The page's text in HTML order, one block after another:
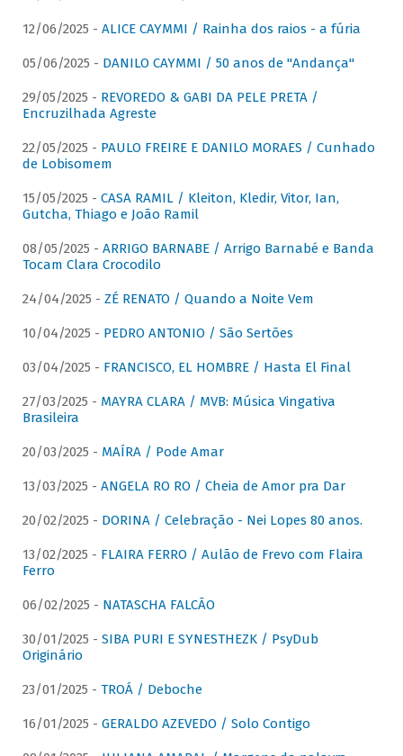
12/06/2025 - ALICE CAYMMI / Rainha dos raios - a fúria
05/06/2025 - DANILO CAYMMI / 50 anos de "Andança"
29/05/2025 - REVOREDO & GABI DA PELE PRETA /
Encruzilhada Agreste
22/05/2025 - PAULO FREIRE E DANILO MORAES / Cunhado
de Lobisomem
15/05/2025 - CASA RAMIL / Kleiton, Kledir, Vitor, Ian,
Gutcha, Thiago e João Ramil
08/05/2025 - ARRIGO BARNABE / Arrigo Barnabé e Banda
Tocam Clara Crocodilo
24/04/2025 - ZÉ RENATO / Quando a Noite Vem
10/04/2025 - PEDRO ANTONIO / São Sertões
03/04/2025 - FRANCISCO, EL HOMBRE / Hasta El Final
27/03/2025 - MAYRA CLARA / MVB: Música Vingativa
Brasileira
20/03/2025 - MAÍRA / Pode Amar
13/03/2025 - ANGELA RO RO / Cheia de Amor pra Dar
20/02/2025 - DORINA / Celebração - Nei Lopes 80 anos.
13/02/2025 - FLAIRA FERRO / Aulão de Frevo com Flaira
Ferro
06/02/2025 - NATASCHA FALCÃO
30/01/2025 - SIBA PURI E SYNESTHEZK / PsyDub
Originário
23/01/2025 - TROÁ / Deboche
16/01/2025 - GERALDO AZEVEDO / Solo Contigo